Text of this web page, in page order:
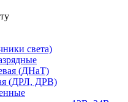
света)
(ДНаТ)
(ДРЛ, ДРВ)